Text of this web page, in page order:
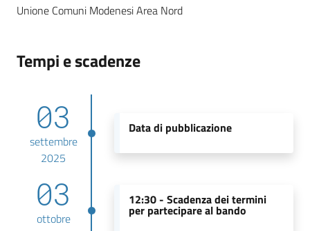
Unione Comuni Modenesi Area Nord
Tempi e scadenze
03
settembre
2025
Data di pubblicazione
03
ottobre
12:30 - Scadenza dei termini
per partecipare al bando